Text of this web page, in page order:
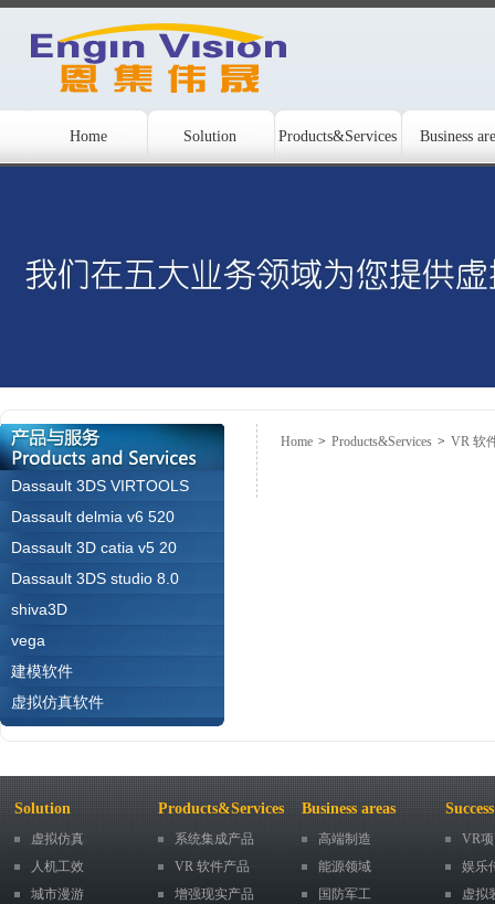
Home Solution Products&Services Business
Dassault 3DS VIRTOOLS
Dassault delmia v6 520
Dassault 3D catia v5 20
Dassault 3DS studio 8.0
shiva3D
vega
建模软件
虚拟仿真软件
Home > Products&Services > VR 软
Solution
虚拟仿真
人机工效
城市漫游
Products&Services
系统集成产品
VR 软件产品
增强现实产品
Business areas
高端制造
能源领域
国防军工
VR
娱乐
虚拟